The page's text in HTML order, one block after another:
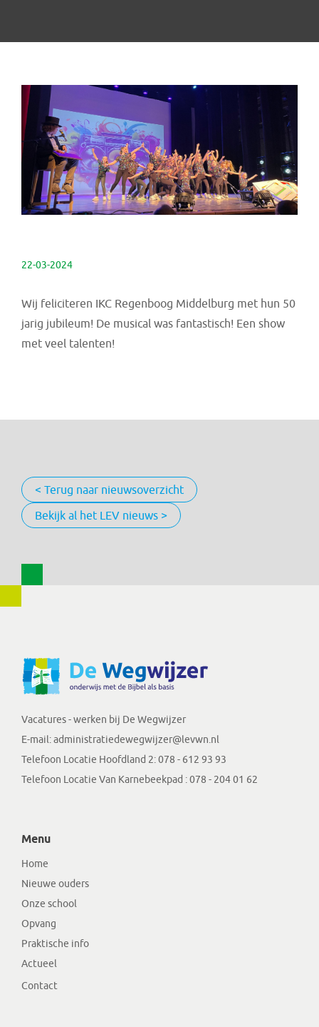
22-03-2024
Wij feliciteren IKC Regenboog Middelburg met hun 50
jarig jubileum! De musical was fantastisch! Een show
met veel talenten!
< Terug naar nieuwsoverzicht
Bekijk al het LEV nieuws >
Vacatures - werken bij De Wegwijzer
E-mail:administratiedewegwijzer@levwn.nl
Telefoon Locatie Hoofdland 2:078 - 612 93 93
Telefoon Locatie Van Karnebeekpad :078 - 204 01 62
Menu
Home
Nieuwe ouders
Onze school
Opvang
Praktische info
Actueel
Contact